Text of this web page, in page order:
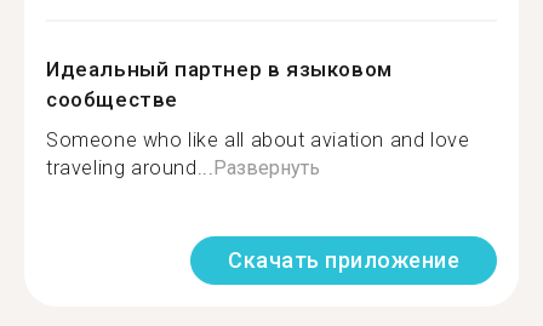
Идеальный партнер в языковом
сообществе
Someone who like all about aviation and love
traveling around...Развернуть
Скачать приложение